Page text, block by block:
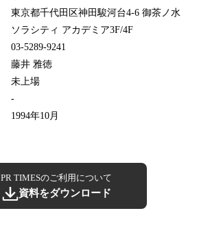
東京都千代田区神田駿河台4-6 御茶ノ水
ソラシティ アカデミア3F/4F
03-5289-9241
藤井 雅徳
未上場
-
1994年10月
PR TIMESのご利用について
資料をダウンロード